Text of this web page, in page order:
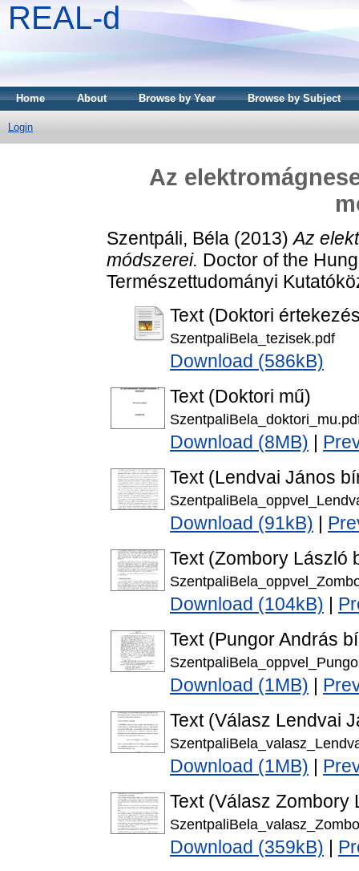
REAL-d
Home About Browse by Year Browse by Subject
Login
Az
Szentpáli, Béla (2013)Az
módszerei. Doctor of the
Természettudományi
Text (Doktori
SzentpaliBela_tezisek.pdf
Download (586kB)
Text (Doktori mű)
Download (8MB)
Text (Lendvai János
Download (91kB)
Text (Zombory László
Download (104kB)
Text (Pungor András
Download (1MB)
Text (Válasz Lendvai
Download (1MB)
Text (Válasz Zombory
Download (359kB)